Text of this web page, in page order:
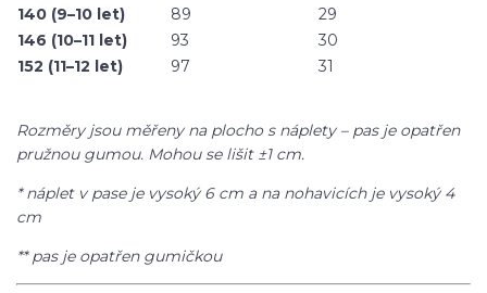
140 (9–10 let)
89
29
146 (10–11 let)
93
30
152 (11–12 let)
97 31
Rozměry jsou měřeny na plocho s náplety – pas je opatřen
pružnou gumou. Mohou se lišit ±1 cm.
* náplet v pase je vysoký 6 cm a na nohavicích je vysoký 4
cm
** pas je opatřen gumičkou